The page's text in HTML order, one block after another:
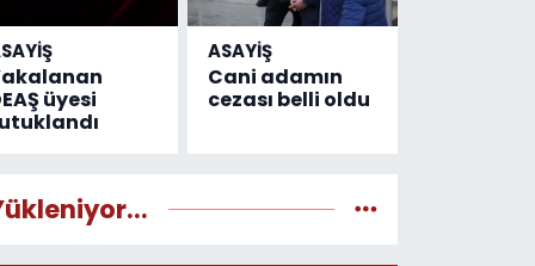
üyesi
ASAYİŞ
Cani adamın
cezası belli oldu